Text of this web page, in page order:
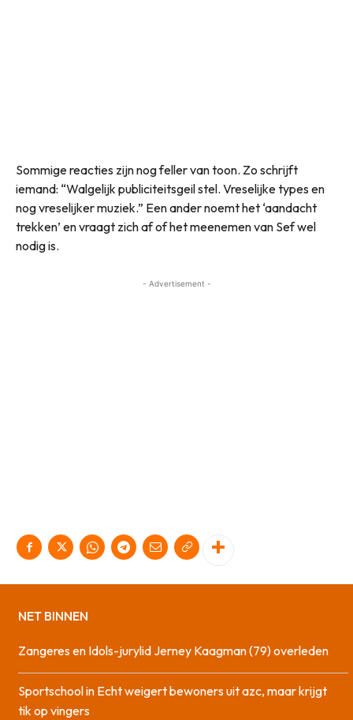
Sommige reacties zijn nog feller van toon. Zo schrijft
iemand: “Walgelijk publiciteitsgeil stel. Vreselijke types en
nog vreselijker muziek.” Een ander noemt het ‘aandacht
trekken’ en vraagt zich af of het meenemen van Sef wel
nodig is.
- Advertisement -
NET BINNEN
Zangeres en Idols-jurylid Jerney Kaagman (79) overleden
Sportschool in Echt weigert bewoners uit azc, maar krijgt
tik op vingers